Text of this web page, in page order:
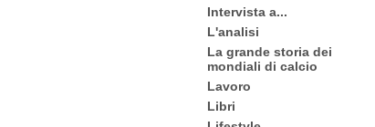
Intervista a...
L'analisi
La grande storia dei
mondiali di calcio
Lavoro
Libri